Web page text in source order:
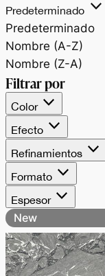
Predeterminado
Predeterminado
Nombre (A-Z)
Nombre (Z-A)
Filtrar por
Color
Efecto
Refinamientos
Formato
Espesor
New